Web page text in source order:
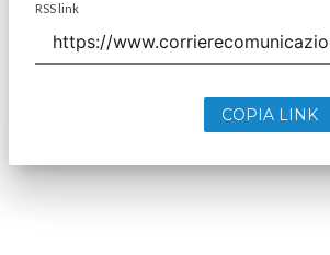
RSS link
COPIA LINK